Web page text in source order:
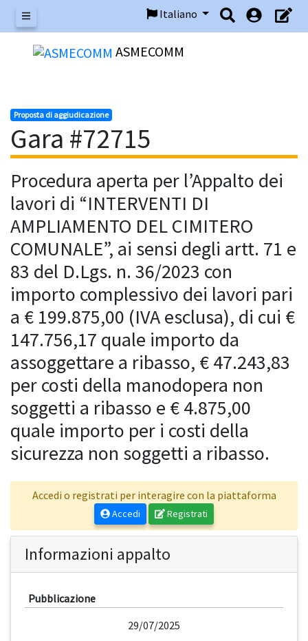
Menu
Italiano
ASMECOMM
Proposta di aggiudicazione
Gara #72715
Procedura aperta per l’Appalto dei
lavori di “INTERVENTI DI
AMPLIAMENTO DEL CIMITERO
COMUNALE”, ai sensi degli artt. 71 e
83 del D.Lgs. n. 36/2023 con
importo complessivo dei lavori pari
a € 199.875,00 (IVA esclusa), di cui €
147.756,17 quale importo da
assoggettare a ribasso, € 47.243,83
per costi della manodopera non
soggetti a ribasso e € 4.875,00
quale importo per i costi della
sicurezza non soggetti a ribasso.
Accedi o registrati per interagire con la piattaforma
Accedi Registrati
Informazioni appalto
Pubblicazione
29/07/2025